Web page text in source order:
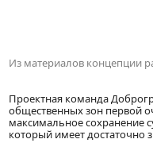
Из материалов концепции
Проектная команда
общественных зон первой
максимальное сохранение
который имеет достаточно